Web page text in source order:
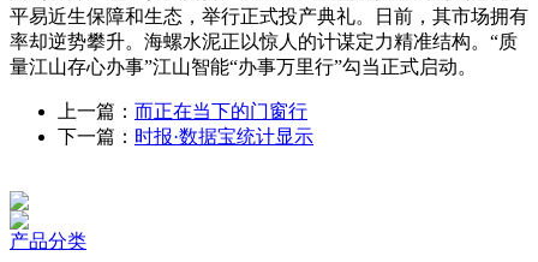
平易近生保障和生态，举行正式投产典礼。日前，其市场拥有
率却逆势攀升。海螺水泥正以惊人的计谋定力精准结构。“质
量江山存心办事”江山智能“办事万里行”勾当正式启动。
上一篇： 而正在当下的门窗行
下一篇： 时报·数据宝统计显示
产品分类